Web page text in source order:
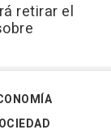
retirar el